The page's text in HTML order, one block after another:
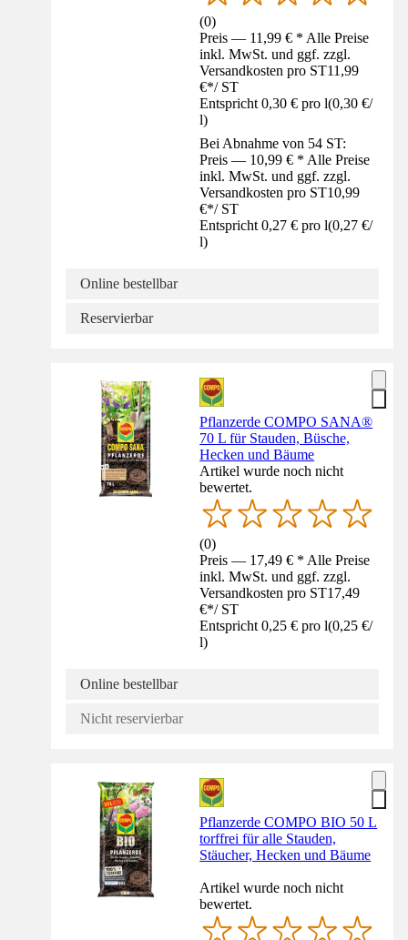
(0)
Preis — 11,99 € * Alle Preise
inkl. MwSt. und ggf. zzgl.
Versandkosten pro ST11,99
€*/ ST
Entspricht 0,30 € pro l(0,30 €/
l)
Bei Abnahme von 54 ST:
Preis — 10,99 € * Alle Preise
inkl. MwSt. und ggf. zzgl.
Versandkosten pro ST10,99
€*/ ST
Entspricht 0,27 € pro l(0,27 €/
l)
Online bestellbar
Reservierbar
Pflanzerde COMPO SANA®
70 L für Stauden, Büsche,
Hecken und Bäume
Artikel wurde noch nicht
bewertet.
(0)
Preis — 17,49 € * Alle Preise
inkl. MwSt. und ggf. zzgl.
Versandkosten pro ST17,49
€*/ ST
Entspricht 0,25 € pro l(0,25 €/
l)
Online bestellbar
Nicht reservierbar
Pflanzerde COMPO BIO 50 L
torffrei für alle Stauden,
Stäucher, Hecken und Bäume
Artikel wurde noch nicht
bewertet.